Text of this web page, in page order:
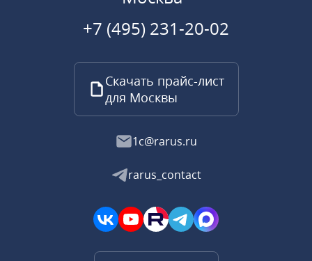
+7 (495) 231-20-02
Скачать прайс-лист
для Москвы
1c@rarus.ru
rarus_contact